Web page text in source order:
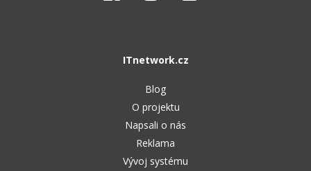
ITnetwork.cz
Blog
O projektu
Napsali o nás
Reklama
Vývoj systému